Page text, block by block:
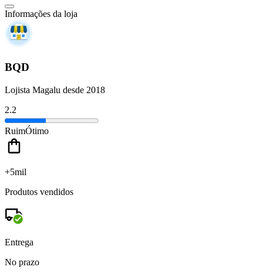
Informações da loja
BQD
Lojista Magalu desde 2018
2.2
RuimÓtimo
+5mil
Produtos vendidos
Entrega
No prazo